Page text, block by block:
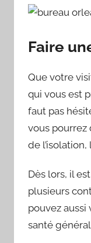
Faire
Que votre
qui vous est
faut pas
vous pourrez
de l’isolation,
Dès lors, il
plusieurs
pouvez aussi
santé